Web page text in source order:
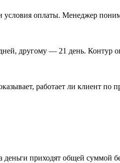
оплаты. Менеджер
другому — 21 день. Контур
работает ли клиент по
приходят общей суммой